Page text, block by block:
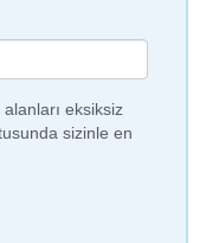
eksiksiz
sizinle en